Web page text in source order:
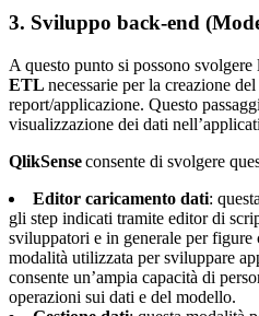
3. Sviluppo back-end
A questo punto si possono svolgere
ETL necessarie per la creazione
report/applicazione. Questo
visualizzazione dei dati
QlikSenseconsente di svolgere
Editor caricamento dati:
gli step indicati tramite editor di
sviluppatori e in generale per
modalità utilizzata per sviluppare
consente un’ampia capacità di
operazioni sui dati e del modello.